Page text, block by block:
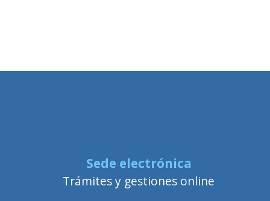
Sede electrónica
Trámites y gestiones online